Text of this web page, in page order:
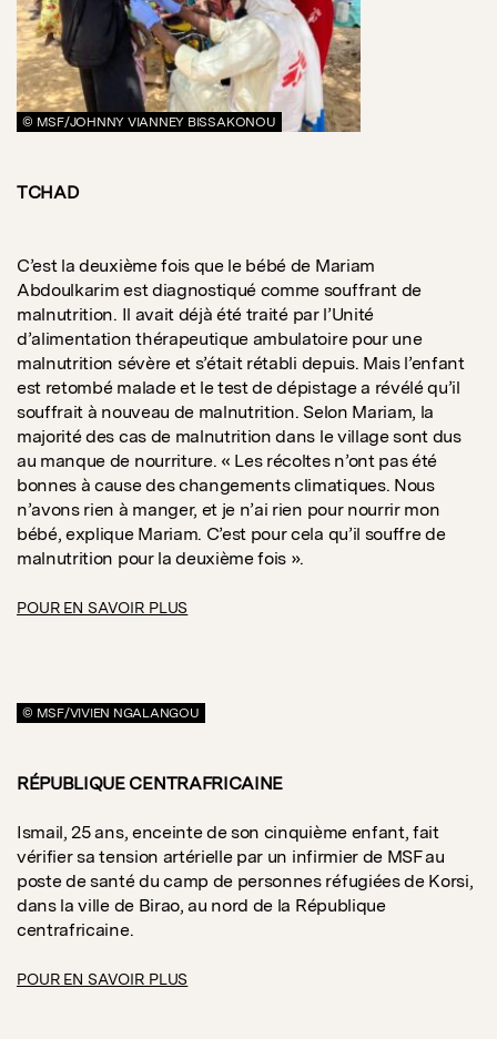
© MSF/JOHNNY VIANNEY BISSAKONOU
TCHAD
C’est la deuxième fois que le bébé de Mariam
Abdoulkarim est diagnostiqué comme souffrant de
malnutrition. Il avait déjà été traité par l’Unité
d’alimentation thérapeutique ambulatoire pour une
malnutrition sévère et s’était rétabli depuis. Mais l’enfant
est retombé malade et le test de dépistage a révélé qu’il
souffrait à nouveau de malnutrition. Selon Mariam, la
majorité des cas de malnutrition dans le village sont dus
au manque de nourriture. « Les récoltes n’ont pas été
bonnes à cause des changements climatiques. Nous
n’avons rien à manger, et je n’ai rien pour nourrir mon
bébé, explique Mariam. C’est pour cela qu’il souffre de
malnutrition pour la deuxième fois ».
POUR EN SAVOIR PLUS
© MSF/VIVIEN NGALANGOU
RÉPUBLIQUE CENTRAFRICAINE
Ismail, 25 ans, enceinte de son cinquième enfant, fait
vérifier sa tension artérielle par un infirmier de MSF au
poste de santé du camp de personnes réfugiées de Korsi,
dans la ville de Birao, au nord de la République
centrafricaine.
POUR EN SAVOIR PLUS